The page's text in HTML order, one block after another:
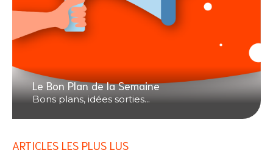
Le Bon Plan de la Semaine
Bons plans, idées sorties...
ARTICLES LES PLUS LUS